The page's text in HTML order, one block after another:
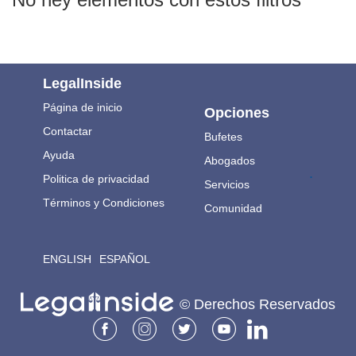
LegalInside
Página de inicio
Contactar
Ayuda
Politica de privacidad
Términos y Condiciones
ENGLISH ESPAÑOL
Opciones
Bufetes
Abogados
Servicios
Comunidad
.
© Derechos Reservados